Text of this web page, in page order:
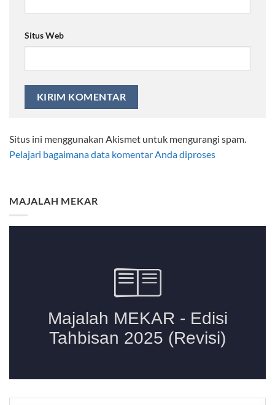
MAJALAH MEKAR
Situs Web
Situs ini menggunakan Akismet untuk mengurangi spam.
Pelajari bagaimana data komentar Anda diproses